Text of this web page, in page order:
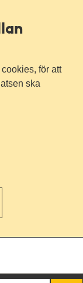
för att
ska